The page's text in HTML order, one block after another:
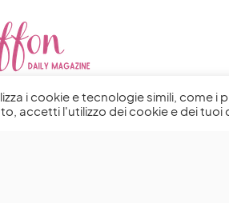
i cookie e tecnologie simili, come i
accetti l'utilizzo dei cookie e dei tuoi